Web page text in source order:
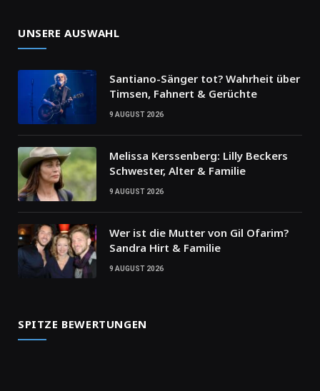
UNSERE AUSWAHL
Santiano-Sänger tot? Wahrheit über
Timsen, Fahnert & Gerüchte
9 AUGUST 2026
Melissa Kerssenberg: Lilly Beckers
Schwester, Alter & Familie
9 AUGUST 2026
Wer ist die Mutter von Gil Ofarim?
Sandra Hirt & Familie
9 AUGUST 2026
SPITZE BEWERTUNGEN